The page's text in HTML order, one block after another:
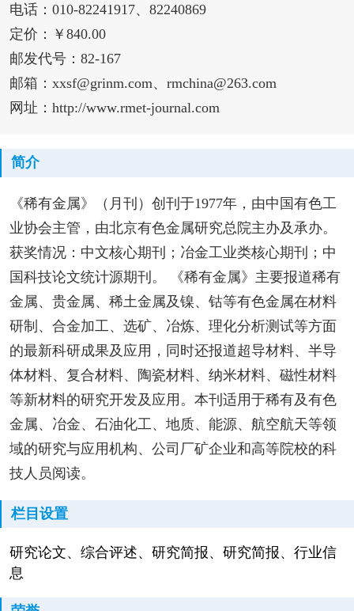
电话：010-82241917、82240869
定价：￥840.00
邮发代号：82-167
邮箱：xxsf@grinm.com、rmchina@263.com
网址：http://www.rmet-journal.com
简介
《稀有金属》（月刊）创刊于1977年，由中国有色工
业协会主管，由北京有色金属研究总院主办及承办。
获奖情况：中文核心期刊；冶金工业类核心期刊；中
国科技论文统计源期刊。 《稀有金属》主要报道稀有
金属、贵金属、稀土金属及镍、钴等有色金属在材料
研制、合金加工、选矿、冶炼、理化分析测试等方面
的最新科研成果及应用，同时还报道超导材料、半导
体材料、复合材料、陶瓷材料、纳米材料、磁性材料
等新材料的研究开发及应用。本刊适用于稀有及有色
金属、冶金、石油化工、地质、能源、航空航天等领
域的研究与应用机构、公司厂矿企业和高等院校的科
技人员阅读。
栏目设置
研究论文、综合评述、研究简报、研究简报、行业信
息